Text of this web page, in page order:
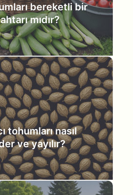
bereketli bir
mıdır?
tohumları nasıl
ve yayılır?